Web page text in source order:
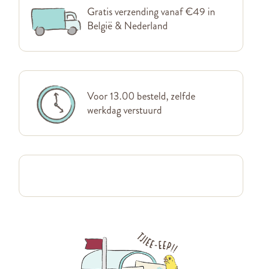
Gratis verzending vanaf €49 in
België & Nederland
Voor 13.00 besteld, zelfde
werkdag verstuurd